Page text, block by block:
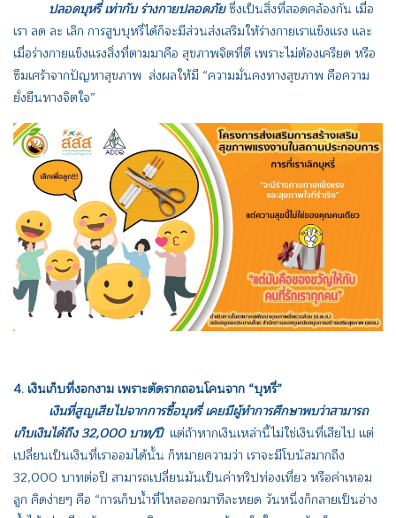
ปลอดบุหรี่ เท่ากับ ร่างกายปลอดภัยซึ่งเป็นสิ่งที่สอดคล้องกัน เมื่อ
เรา ลด ละ เลิก การสูบบุหรี่ได้ก็จะมีส่วนส่งเสริมให้ร่างกายเราแข็งแรง และ
เมื่อร่างกายแข็งแรงสิ่งที่ตามมาคือ สุขภาพจิตที่ดี เพราะไม่ต้องเครียด หรือ
ซึมเศร้าจากปัญหาสุขภาพ ส่งผลให้มี “ความมั่นคงทางสุขภาพ คือความ
ยั่งยืนทางจิตใจ”
4. เงินเก็บที่งอกงาม เพราะตัดรากถอนโคนจาก “บุหรี่”
เงินที่สูญเสียไปจากการซื้อบุหรี่ เคยมีผู้ทำการศึกษาพบว่าสามารถ
เก็บเงินได้ถึง 32,000 บาท/ปี แต่ถ้าหากเงินเหล่านี้ไม่ใช่เงินที่เสียไป แต่
เปลี่ยนเป็นเงินที่เราออมได้นั้น ก็หมายความว่า เราจะมีโบนัสมากถึง
32,000 บาทต่อปี สามารถเปลี่ยนมันเป็นค่าทริปท่องเที่ยว หรือค่าเทอม
ลูก คิดง่ายๆ คือ “การเก็บน้ำที่ไหลออกมาทีละหยด วันหนึ่งก็กลายเป็นอ่าง